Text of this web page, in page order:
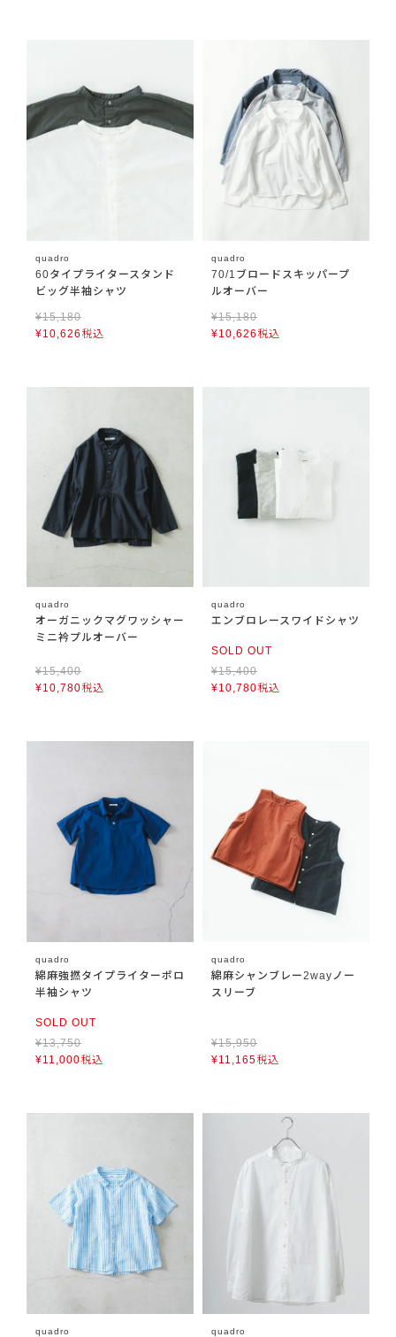
quadro
60タイプライタースタンド
ビッグ半袖シャツ
¥15,180
¥10,626税込
quadro
70/1ブロードスキッパープ
ルオーバー
¥15,180
¥10,626税込
quadro
オーガニックマグワッシャー
ミニ衿プルオーバー
¥15,400
¥10,780税込
quadro
エンブロレースワイドシャツ
SOLD OUT
¥15,400
¥10,780税込
quadro
綿麻強撚タイプライターポロ
半袖シャツ
SOLD OUT
¥13,750
¥11,000税込
quadro
綿麻シャンブレー2wayノー
スリーブ
¥15,950
¥11,165税込
quadro quadro